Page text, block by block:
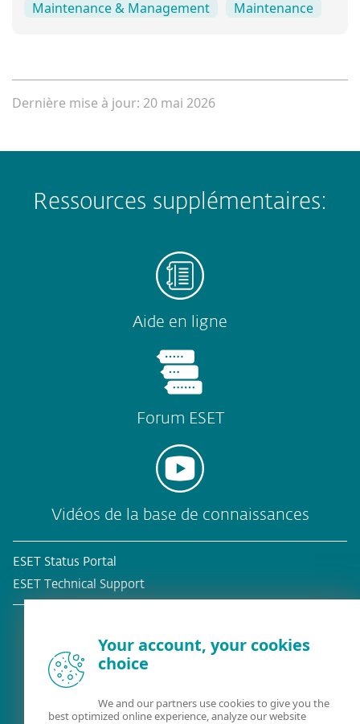
Maintenance & Management Maintenance
Dernière mise à jour: 20 mai 2026
Ressources supplémentaires:
Aide en ligne
Forum ESET
Vidéos de la base de connaissances
ESET Status Portal
ESET Technical Support
Your account, your cookies
choice
We and our partners use cookies to give you the
best optimized online experience, analyze our website